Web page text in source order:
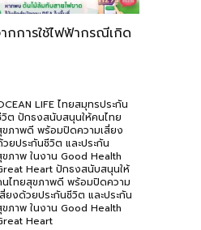
กการใช้ไฟฟ้ากรณีเกิด
LIFE ไทยสมุทรประกัน
ต ปักธงสนับสนุนให้คนไทย
ภาพดี พร้อมปิดความเสี่ยง
ยประกันชีวิต และประกัน
ภาพ ในงาน Good Health
Heart ปักธงสนับสนุนให้
นไทยสุขภาพดี พร้อมปิดความ
ยงด้วยประกันชีวิต และประกัน
ภาพ ในงาน Good Health
Heart